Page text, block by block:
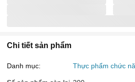
Chi tiết sản phẩm
Danh mục: Thực phẩm chức